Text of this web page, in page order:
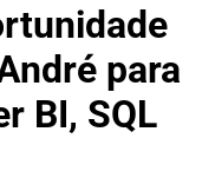
para
BI, SQL